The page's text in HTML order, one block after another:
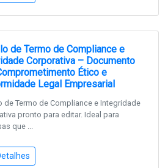
de Termo de Compliance e
Corporativa – Documento
Ético e
Legal Empresarial
de Termo de Compliance e Integridade
pronto para editar. Ideal para
que ...